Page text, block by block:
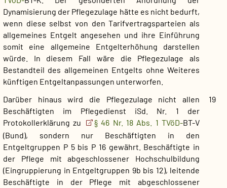
Dynamisierung der Pflegezulage hätte es nicht bedurft,
wenn diese selbst von den Tarifvertragsparteien als
allgemeines Entgelt angesehen und ihre Einführung
somit eine allgemeine Entgelterhöhung darstellen
würde. In diesem Fall wäre die Pflegezulage als
Bestandteil des allgemeinen Entgelts ohne Weiteres
künftigen Entgeltanpassungen unterworfen.
19
Darüber hinaus wird die Pflegezulage nicht allen
Beschäftigten im Pflegedienst iSd. Nr. 1 der
Protokollerklärung zu
§ 46 Nr. 18 Abs. 1 TVöD-BT-V
(Bund), sondern nur Beschäftigten in den
Entgeltgruppen P 5 bis P 16 gewährt. Beschäftigte in
der Pflege mit abgeschlossener Hochschulbildung
(Eingruppierung in Entgeltgruppen 9b bis 12), leitende
Beschäftigte in der Pflege mit abgeschlossener